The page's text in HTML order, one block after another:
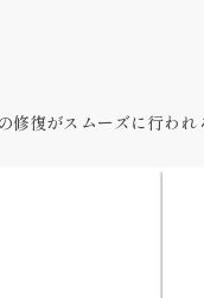
修復がスムーズに行わ